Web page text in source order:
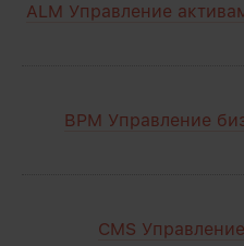
ALM Управление
BPM Управление
CMS